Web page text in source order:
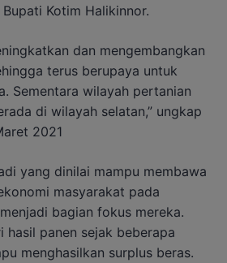
Kotim Halikinnor.
dan mengembangkan
terus berupaya untuk
Sementara wilayah pertanian
di wilayah selatan,” ungkap
2021
yang dinilai mampu membawa
masyarakat pada
bagian fokus mereka.
hasil panen sejak beberapa
menghasilkan surplus beras.